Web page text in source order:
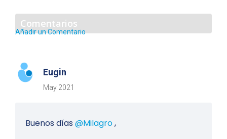
Comentarios
Añadir un Comentario
Eugin
May 2021
Buenos días @Milagro,